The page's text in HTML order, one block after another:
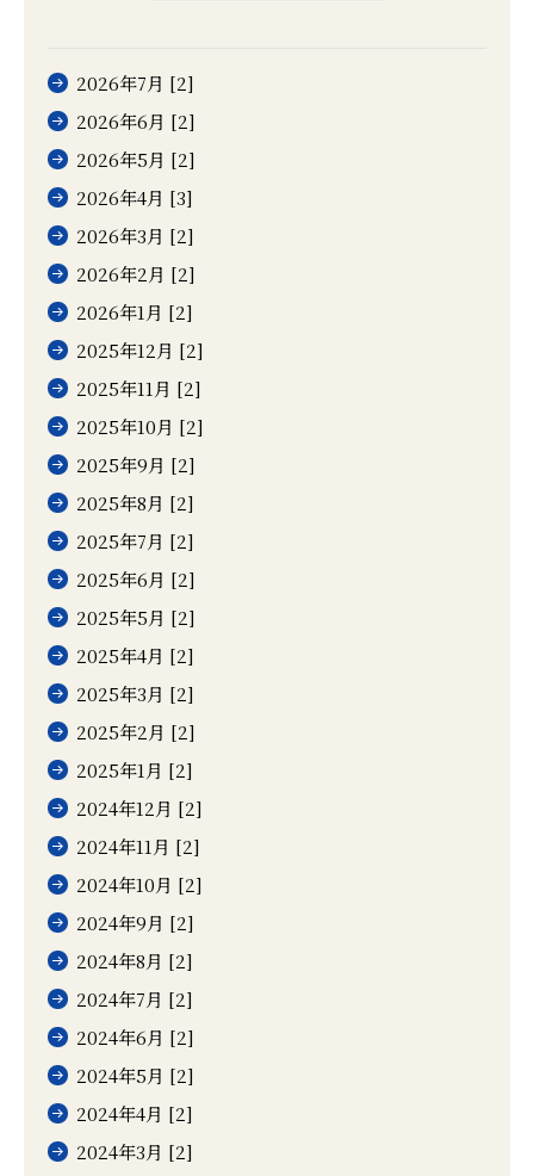
2026年7月 [2]
2026年6月 [2]
2026年5月 [2]
2026年4月 [3]
2026年3月 [2]
2026年2月 [2]
2026年1月 [2]
2025年12月 [2]
2025年11月 [2]
2025年10月 [2]
2025年9月 [2]
2025年8月 [2]
2025年7月 [2]
2025年6月 [2]
2025年5月 [2]
2025年4月 [2]
2025年3月 [2]
2025年2月 [2]
2025年1月 [2]
2024年12月 [2]
2024年11月 [2]
2024年10月 [2]
2024年9月 [2]
2024年8月 [2]
2024年7月 [2]
2024年6月 [2]
2024年5月 [2]
2024年4月 [2]
2024年3月 [2]